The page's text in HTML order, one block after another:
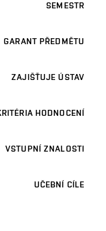
SEMESTR
GARANT PŘEDMĚTU
ZAJIŠŤUJE ÚSTAV
HODNOCENÍ
VSTUPNÍ ZNALOSTI
UČEBNÍ CÍLE